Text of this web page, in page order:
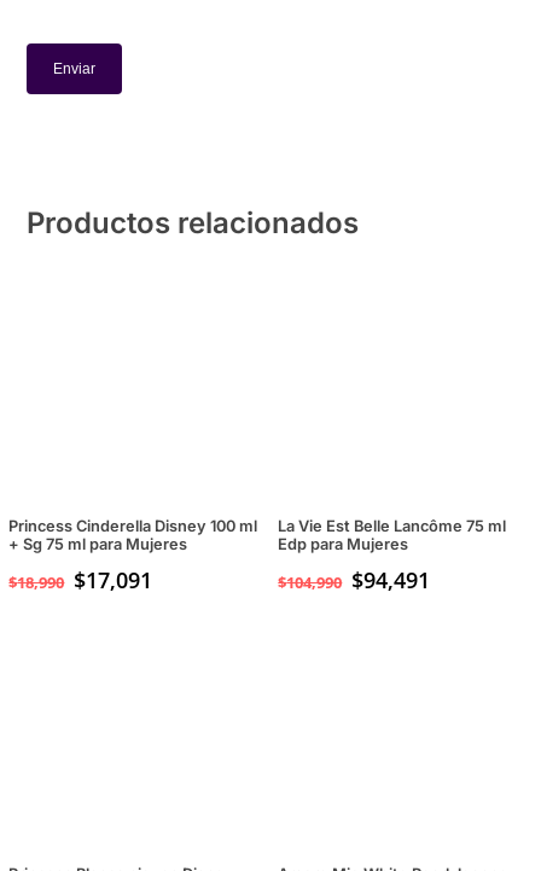
Productos relacionados
Princess Cinderella Disney 100 ml
+ Sg 75 ml para Mujeres
$18,990 $17,091
La Vie Est Belle Lancôme 75 ml
Edp para Mujeres
$104,990 $94,491